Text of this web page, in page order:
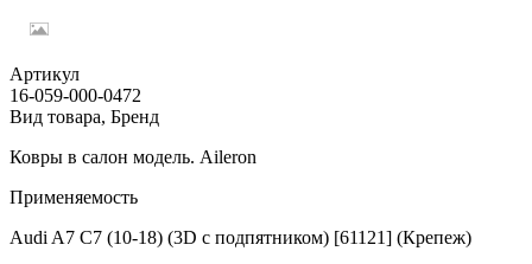
Артикул
16-059-000-0472
Вид товара, Бренд
Ковры в салон модель. Aileron
Применяемость
Audi A7 C7 (10-18) (3D с подпятником) [61121] (Крепеж)